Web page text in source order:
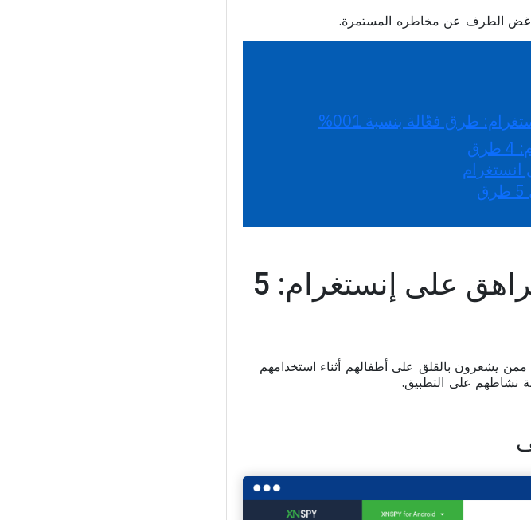
غض الطرف عن مخاطره المستمرة.
طرق فعّالة بنسبة 100%
4 طرق
5 طرق
كيفية مراقبة نشاط ابنك المراهق على إنستغرام: 5
يشعرون بالقلق على أطفالهم أثناء استخدامهم
نشاطهم على التطبيق.